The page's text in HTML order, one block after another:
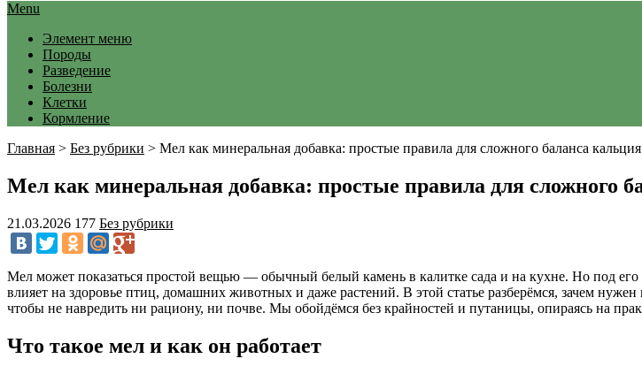
Menu
Элемент меню
Породы
Разведение
Болезни
Клетки
Кормление
Главная > Без рубрики > Мел как минеральная добавка: простые правила для сложного баланса кальция
Мел как минеральная добавка: простые правила для сложного
21.03.2026 177 Без рубрики
Мел может показаться простой вещью — обычный белый камень в калитке сада и на кухне. Но под
влияет на здоровье птиц, домашних животных и даже растений. В этой статье разберёмся, зачем
чтобы не навредить ни рациону, ни почве. Мы обойдёмся без крайностей и путаницы, опираясь на
Что такое мел и как он работает